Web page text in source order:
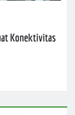
Konektivitas